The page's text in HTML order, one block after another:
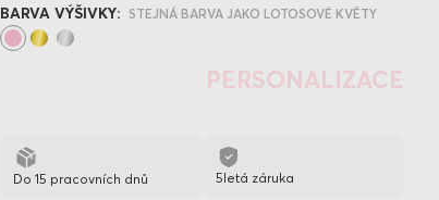
BARVA VÝŠIVKY: STEJNÁ BARVA JAKO LOTOSOVÉ KVĚTY
PERSONALIZACE
Do 15 pracovních dnů 5letá záruka